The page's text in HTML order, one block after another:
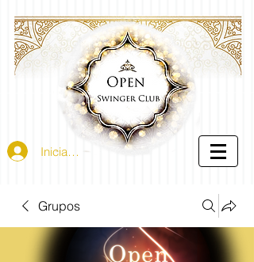
Iniciar sesión
Grupos